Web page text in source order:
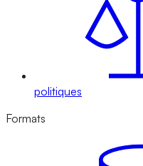
politiques
Formats